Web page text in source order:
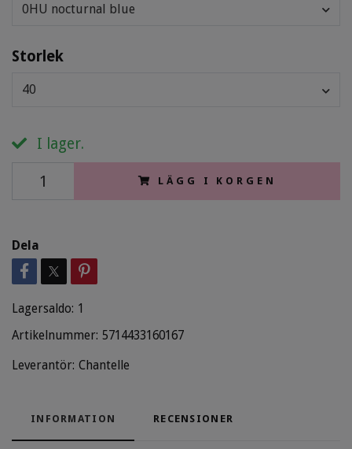
0HU nocturnal blue
Storlek
40
I lager.
LÄGG I KORGEN
Dela
Lagersaldo: 1
Artikelnummer: 5714433160167
Leverantör: Chantelle
INFORMATION RECENSIONER